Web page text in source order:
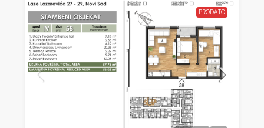
PRODATO